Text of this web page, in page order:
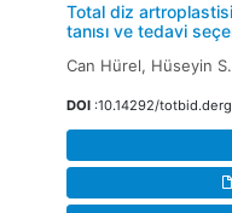
Total diz
tanısı ve tedavi
Can Hürel, Hüseyin
DOI :10.14292/